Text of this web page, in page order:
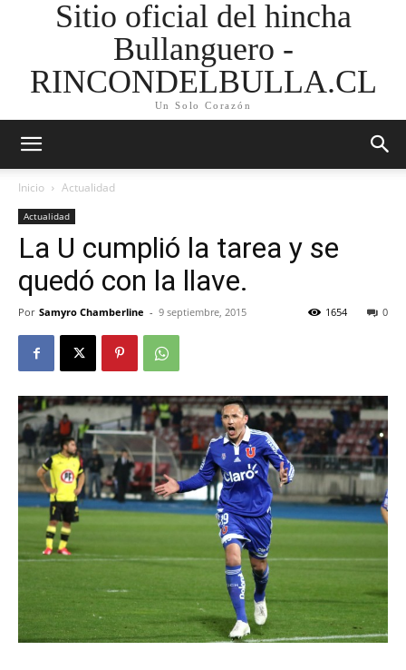
Sitio oficial del hincha
Bullanguero -
RINCONDELBULLA.CL
Un Solo Corazón
Inicio Actualidad
Actualidad
La U cumplió la tarea y se
quedó con la llave.
Por Samyro Chamberline - 9 septiembre, 2015 0
1654